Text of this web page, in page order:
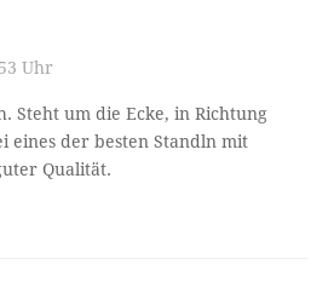
Uhr
Steht um die Ecke, in Richtung
eines der besten Standln mit
Qualität.